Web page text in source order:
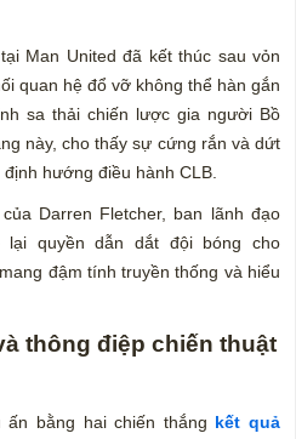
Man United đã kết thúc sau vỏn
quan hệ đổ vỡ không thể hàn gắn
sa thải chiến lược gia người Bồ
này, cho thấy sự cứng rắn và dứt
hướng điều hành CLB.
Darren Fletcher, ban lãnh đạo
lại quyền dẫn dắt đội bóng cho
đậm tính truyền thống và hiểu
thông điệp chiến thuật
bằng hai chiến thắng kết quả